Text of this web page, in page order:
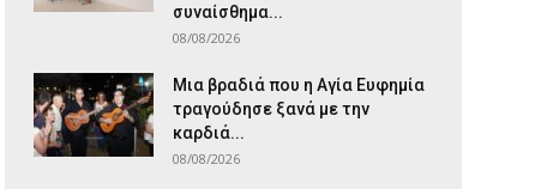
συναίσθημα...
08/08/2026
Μια βραδιά που η Αγία Ευφημία
τραγούδησε ξανά με την
καρδιά...
08/08/2026